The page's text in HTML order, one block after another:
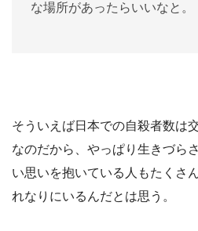
な場所があったらいいなと。
そういえば日本での自殺者数は
なのだから、やっぱり生きづら
い思いを抱いている人もたくさ
れなりにいるんだとは思う。